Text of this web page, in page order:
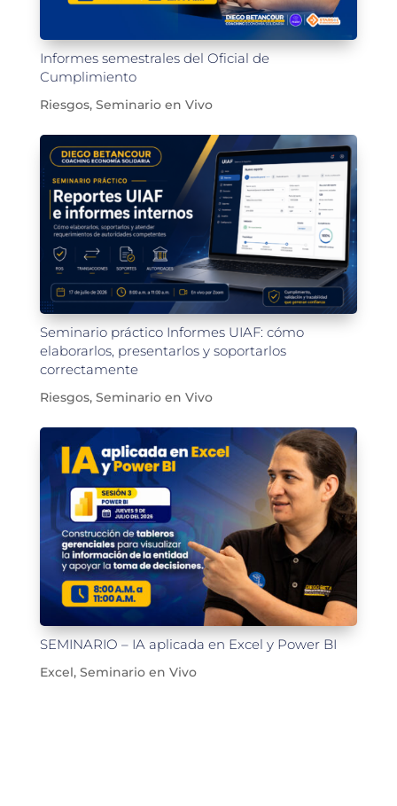
Informes semestrales del Oficial de
Cumplimiento
Riesgos, Seminario en Vivo
Seminario práctico Informes UIAF: cómo
elaborarlos, presentarlos y soportarlos
correctamente
Riesgos, Seminario en Vivo
SEMINARIO – IA aplicada en Excel y Power BI
Excel, Seminario en Vivo